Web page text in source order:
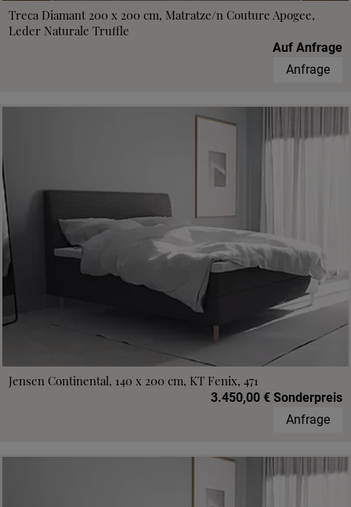
Treca Diamant 200 x 200 cm, Matratze/n Couture Apogee,
Leder Naturale Truffle
Auf Anfrage
Anfrage
Jensen Continental, 140 x 200 cm, KT Fenix, 471
3.450,00 € Sonderpreis
Anfrage